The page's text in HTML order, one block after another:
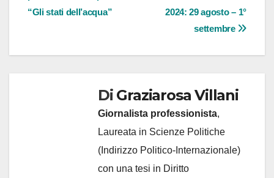
2024: 29 agosto – 1°
settembre
“Gli stati dell’acqua”
Di Graziarosa Villani
Giornalista professionista,
Laureata in Scienze Politiche
(Indirizzo Politico-Internazionale)
con una tesi in Diritto